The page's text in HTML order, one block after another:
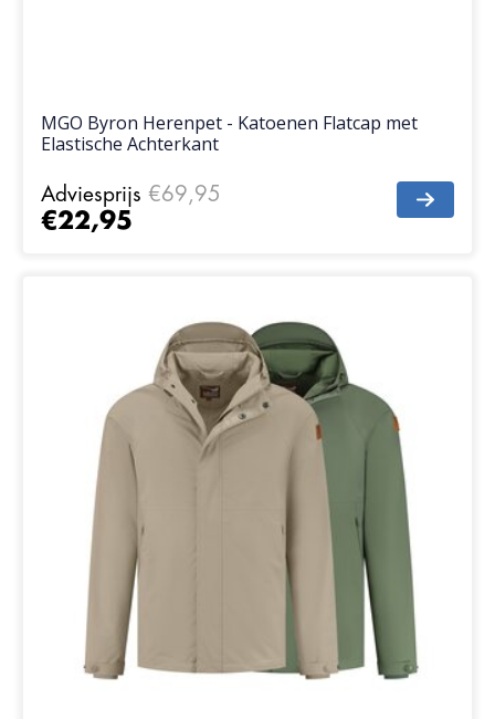
MGO Byron Herenpet - Katoenen Flatcap met
Elastische Achterkant
Adviesprijs €69,95
€22,95